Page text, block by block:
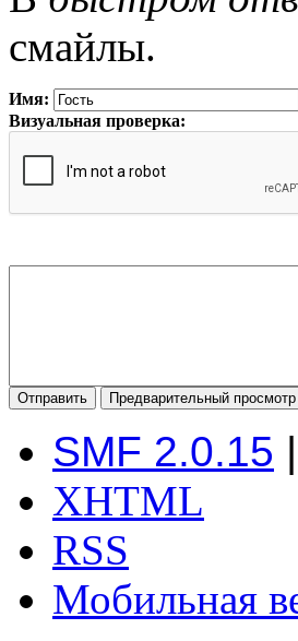
смайлы.
Имя:
Визуальная проверка:
SMF 2.0.15 |
XHTML
RSS
Мобильная